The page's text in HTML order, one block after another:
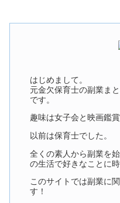
はじめまして。
元金欠保育士の副業ま
です。
趣味は女子会と映画鑑賞
以前は保育士でした。
全くの素人から副業を
の生活で好きなことに
このサイトでは副業に
す！